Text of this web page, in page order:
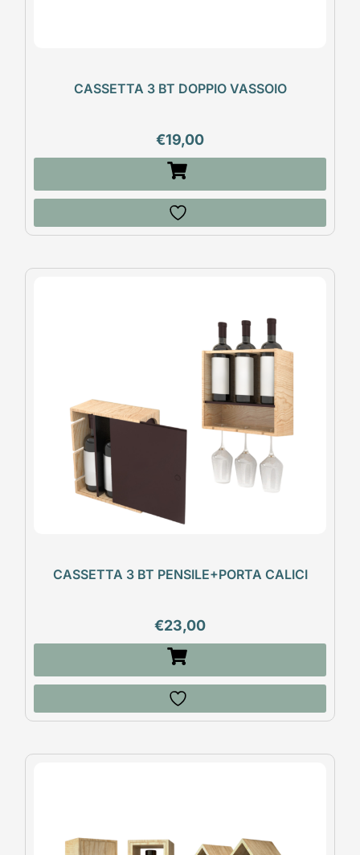
CASSETTA 3 BT DOPPIO VASSOIO
€19,00
CASSETTA 3 BT PENSILE+PORTA CALICI
€23,00